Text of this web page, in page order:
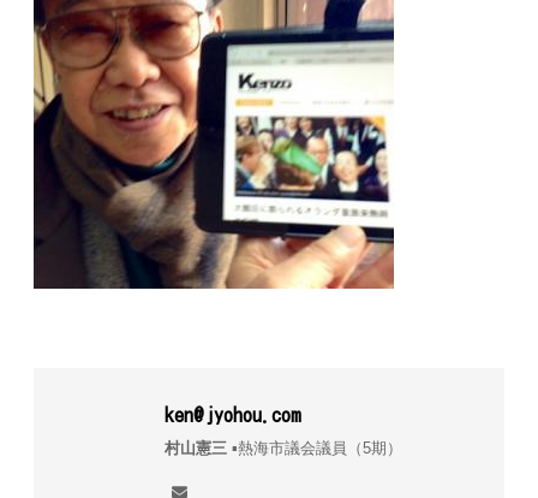
ken@jyohou.com
村山憲三▪︎熱海市議会議員（5期）